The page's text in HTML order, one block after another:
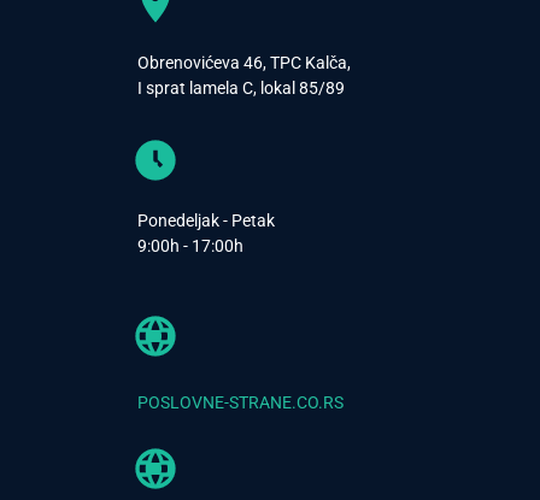
Obrenovićeva 46, TPC Kalča,
I sprat lamela C, lokal 85/89
Ponedeljak - Petak
9:00h - 17:00h
POSLOVNE-STRANE.CO.RS